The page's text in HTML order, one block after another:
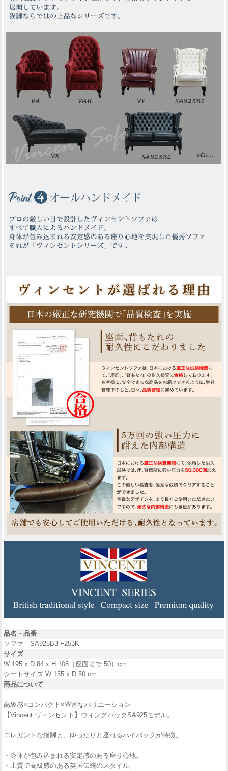
品名・品番
ソファ SA925B3-F253K
サイズ
W 195 x D 84 x H 108（座面まで 50）cm
シートサイズ:W 155 x D 50 cm
商品について
高級感×コンパクト×豊富なバリエーション
【Vincent ヴィンセント】ウィングバックSA925モデル。
エレガントな猫脚と、ゆったりと座れるハイバックが特徴。
・身体が包み込まれる安定感のある座り心地。
・上質で高級感のある英国伝統のスタイル。